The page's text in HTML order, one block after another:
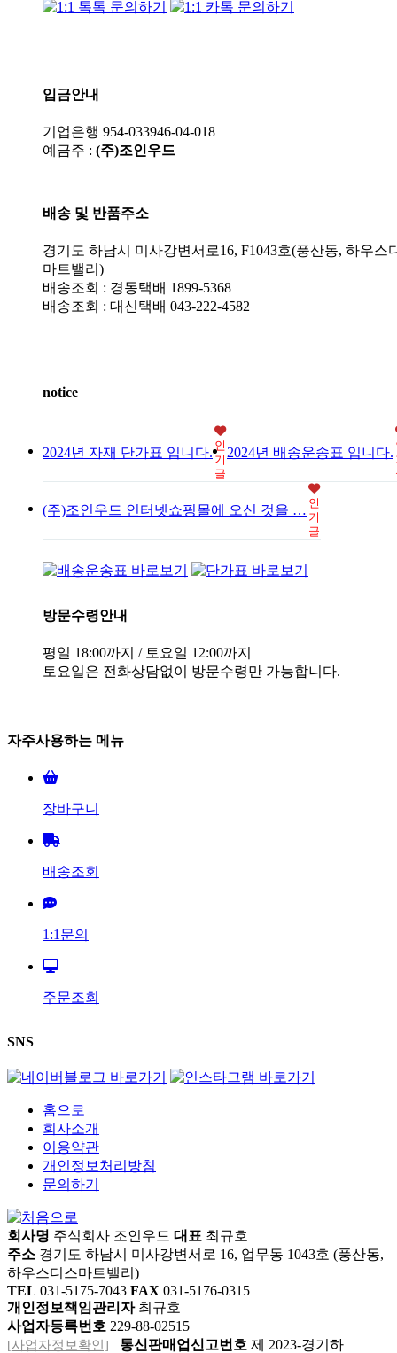
입금안내
기업은행 954-033946-04-018
예금주 : (주)조인우드
배송 및 반품주소
경기도 하남시 미사강변서로16, F1043호(풍산동, 하우스
마트밸리)
배송조회 : 경동택배 1899-5368
배송조회 : 대신택배 043-222-4582
notice
2024년 자재 단가표 입니다. 인
기
글
2024년 배송운송표 입니다.
(주)조인우드 인터넷쇼핑몰에 오신 것을 … 인
기
글
방문수령안내
평일 18:00까지 / 토요일 12:00까지
토요일은 전화상담없이 방문수령만 가능합니다.
자주사용하는 메뉴
장바구니
배송조회
1:1문의
주문조회
SNS
홈으로
회사소개
이용약관
개인정보처리방침
문의하기
회사명 주식회사 조인우드 대표 최규호
주소 경기도 하남시 미사강변서로 16, 업무동 1043호 (풍산동,
하우스디스마트밸리)
TEL 031-5175-7043 FAX 031-5176-0315
개인정보책임관리자최규호
사업자등록번호 229-88-02515
[사업자정보확인]
통신판매업신고번호 제 2023-경기하